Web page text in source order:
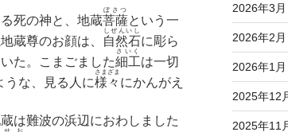
死の神と、地蔵菩薩
ぼさつ
という一
蔵尊のお顔は、
自然石
しぜんいし
に彫ら
た。こまごました細工
さいく
は一切
うな、見る人に様々
さまざま
にかんがえ
は難波の浜辺におわしました
2026年3月
2026年2月
2026年1月
2025年12
2025年11